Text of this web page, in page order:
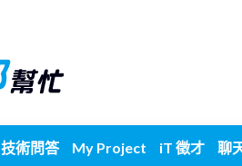
技術問答 My Project iT 徵才 聊